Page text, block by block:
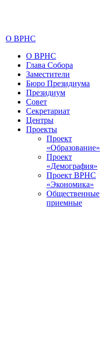
О ВРНС
О ВРНС
Глава Собора
Заместители
Бюро Президиума
Президиум
Совет
Секретариат
Центры
Проекты
Проект
«Образование»
Проект
«Демография»
Проект ВРНС
«Экономика»
Общественные
приемные